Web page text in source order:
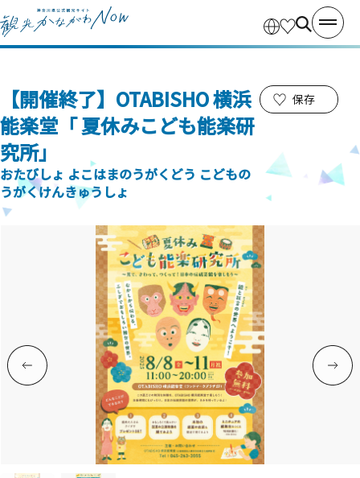
【開催終了】OTABISHO 横浜
能楽堂「 夏休みこども能楽研
究所」
おたびしょ よこはまのうがくどう こどもの
うがくけんきゅうしょ
保存